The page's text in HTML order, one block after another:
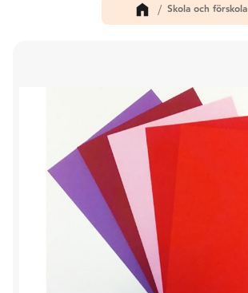
Skola och förskola